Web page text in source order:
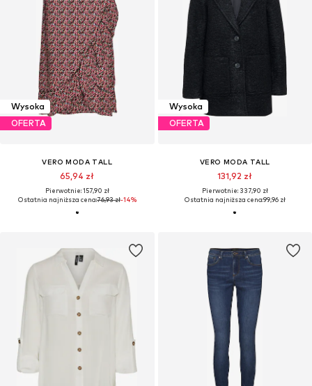
Wysoka
OFERTA
VERO MODA TALL
65,94 zł
Pierwotnie: 157,90 zł
Ostatnia najniższa cena:76,93 zł-14%
Wysoka
OFERTA
VERO MODA TALL
131,92 zł
Pierwotnie: 337,90 zł
Ostatnia najniższa cena:99,96 zł